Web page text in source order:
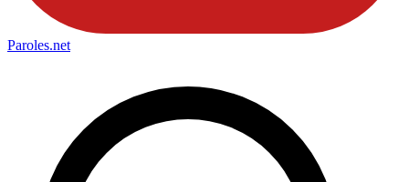
Paroles.net